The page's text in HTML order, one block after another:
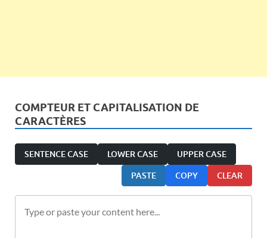
COMPTEUR ET CAPITALISATION DE
CARACTÈRES
SENTENCE CASE LOWER CASE UPPER CASE
PASTE COPY CLEAR